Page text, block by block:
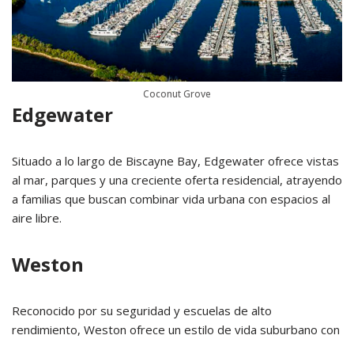
Coconut Grove
Edgewater
Situado a lo largo de Biscayne Bay, Edgewater ofrece vistas
al mar, parques y una creciente oferta residencial, atrayendo
a familias que buscan combinar vida urbana con espacios al
aire libre.
Weston
Reconocido por su seguridad y escuelas de alto
rendimiento, Weston ofrece un estilo de vida suburbano con